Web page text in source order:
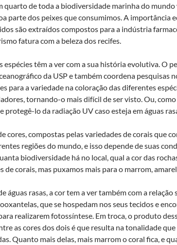
quarto de toda a biodiversidade marinha do mundo
parte dos peixes que consumimos. A importância
são extraídos compostos para a indústria
fatura com a beleza dos recifes.
espécies têm a ver com a sua história evolutiva. O
da USP e também coordena pesquisas
para a variedade na coloração das diferentes
tornando-o mais difícil de ser visto. Ou,
protegê-lo da radiação UV caso esteja em águas
cores, compostas pelas variedades de corais que
regiões do mundo, e isso depende de suas
biodiversidade há no local, qual a cor das
de corais, mas puxamos mais para o marrom,
águas rasas, a cor tem a ver também com a
que se hospedam nos seus tecidos e
realizarem fotossíntese. Em troca, o produto
as cores dos dois é que resulta na tonalidade
Quanto mais delas, mais marrom o coral fica, e